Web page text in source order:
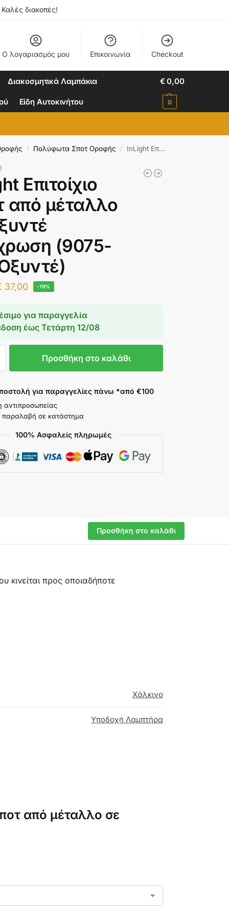
διακοπές!
Ο λογαριασμός μου Επικοινωνία Checkout
Διακοσμητικά Λαμπάκια
Είδη Αυτοκινήτου
€0,00
0
/ Πολύφωτα Σποτ Οροφής / InLight Επιτοίχιο σποτ από μέταλλο σε οξυντέ απόχρωση (9075-3Φ-Οξυντέ)
Επιτοίχιο
από μέταλλο
(9075-
37,00 -19%
για παραγγελία
έωςΤετάρτη 12/08
Προσθήκη στο καλάθι
για παραγγελίες πάνω *από €100
αντιπροσωπείας
σε κατάστημα
100% Ασφαλείς πληρωμές
Προσθήκη στο καλάθι
κινείται προς οποιαδήποτε
Χάλκινο
Υποδοχή Λαμπτήρα
από μέταλλο σε